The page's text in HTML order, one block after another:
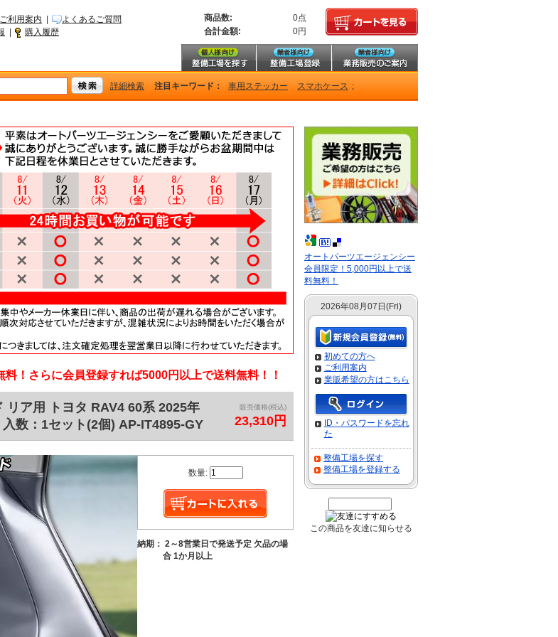
ご利用案内
よくあるご質問
購入履歴
商品数:
0点
合計金額:
0円
詳細検索 注目キーワード： 車用ステッカー スマホケース ;
料！さらに会員登録すれば5000円以上で送料無料！！
リア用 トヨタ RAV4 60系 2025年
数：1セット(2個) AP-IT4895-GY
販売価格(税込)
23,310円
数量:
納期： 2～8営業日で発送予定 欠品の場
合 1か月以上
オートパーツエージェンシー
会員限定！5,000円以上で送
料無料！
2026年08月07日(Fri)
初めての方へ
ご利用案内
業販希望の方はこちら
ID・パスワードを忘れ
た
整備工場を探す
整備工場を登録する
この商品を友達に知らせる